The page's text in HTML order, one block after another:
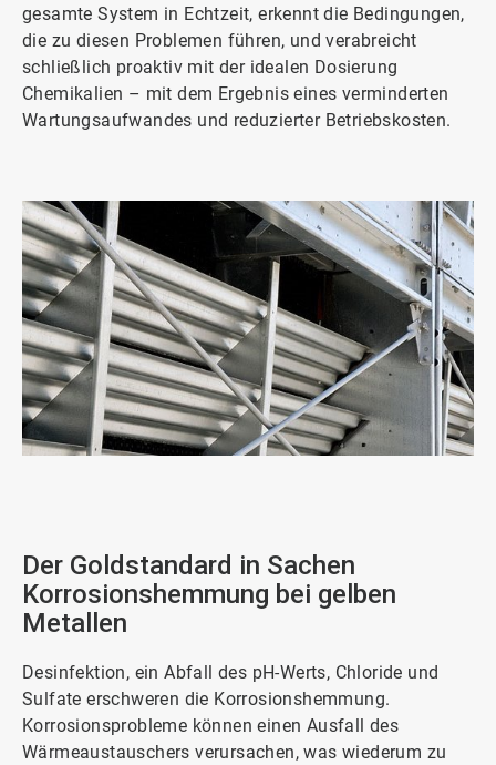
gesamte System in Echtzeit, erkennt die Bedingungen,
die zu diesen Problemen führen, und verabreicht
schließlich proaktiv mit der idealen Dosierung
Chemikalien – mit dem Ergebnis eines verminderten
Wartungsaufwandes und reduzierter Betriebskosten.
Der Goldstandard in Sachen
Korrosionshemmung bei gelben
Metallen
Desinfektion, ein Abfall des pH-Werts, Chloride und
Sulfate erschweren die Korrosionshemmung.
Korrosionsprobleme können einen Ausfall des
Wärmeaustauschers verursachen, was wiederum zu